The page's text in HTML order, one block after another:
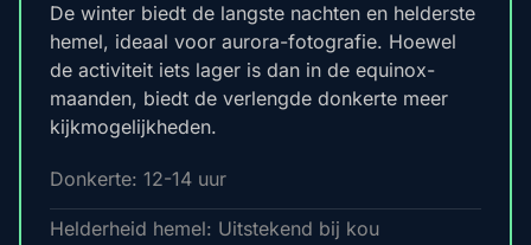
De winter biedt de langste nachten en helderste
hemel, ideaal voor aurora-fotografie. Hoewel
de activiteit iets lager is dan in de equinox-
maanden, biedt de verlengde donkerte meer
kijkmogelijkheden.
Donkerte: 12-14 uur
Helderheid hemel: Uitstekend bij kou